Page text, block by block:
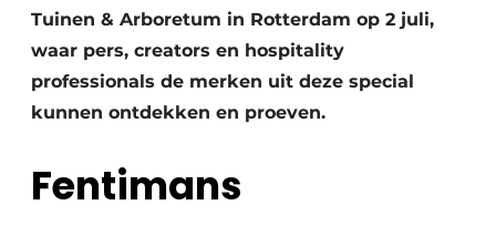
Tuinen & Arboretum in Rotterdam op 2 juli,
waar pers, creators en hospitality
professionals de merken uit deze special
kunnen ontdekken en proeven.
Fentimans